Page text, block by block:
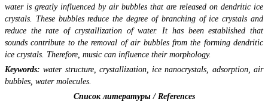
water is greatly influenced by air bubbles that are released on dendritic ice
crystals. These bubbles reduce the degree of branching of ice crystals and
reduce the rate of crystallization of water. It has been established that
sounds contribute to the removal of air bubbles from the forming dendritic
ice crystals. Therefore, music can influence their morphology.
Keywords:water structure, crystallization, ice nanocrystals, adsorption, air
bubbles, water molecules.
Список литературы / References